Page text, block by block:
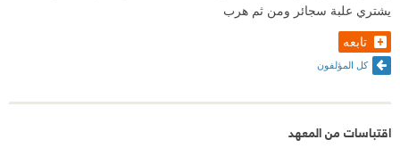
يشتري علبة سجائر ومن ثم هرب
تابعه
كل المؤلفون
اقتباسات من المعهد